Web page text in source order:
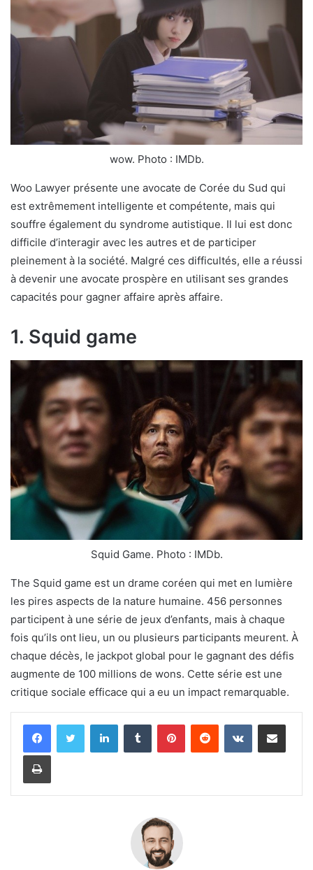
wow. Photo : IMDb.
Woo Lawyer présente une avocate de Corée du Sud qui
est extrêmement intelligente et compétente, mais qui
souffre également du syndrome autistique. Il lui est donc
difficile d’interagir avec les autres et de participer
pleinement à la société. Malgré ces difficultés, elle a réussi
à devenir une avocate prospère en utilisant ses grandes
capacités pour gagner affaire après affaire.
1. Squid game
Squid Game. Photo : IMDb.
The Squid game est un drame coréen qui met en lumière
les pires aspects de la nature humaine. 456 personnes
participent à une série de jeux d’enfants, mais à chaque
fois qu’ils ont lieu, un ou plusieurs participants meurent. À
chaque décès, le jackpot global pour le gagnant des défis
augmente de 100 millions de wons. Cette série est une
critique sociale efficace qui a eu un impact remarquable.
LinkedinTumblr PinterestReddit VKontaktePartager par email
Imprimer